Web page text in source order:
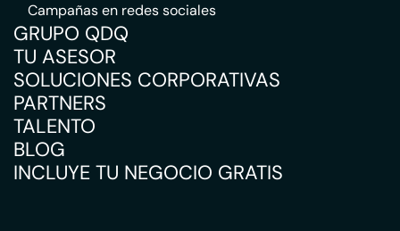
Campañas en redes sociales
GRUPO QDQ
TU ASESOR
SOLUCIONES CORPORATIVAS
PARTNERS
TALENTO
BLOG
INCLUYE TU NEGOCIO GRATIS